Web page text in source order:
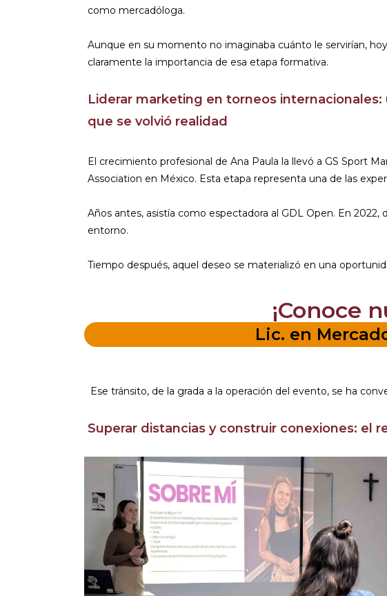
como mercadóloga.
Aunque en su momento no imaginaba cuánto le servirían,
claramente la importancia de esa etapa formativa.
Liderar marketing en torneos internacionales:
que se volvió realidad
El crecimiento profesional de Ana Paula la llevó a GS Sport
Association en México. Esta etapa representa una de las
Años antes, asistía como espectadora al GDL Open. En
entorno.
Tiempo después, aquel deseo se materializó en una
¡Conoce
Lic. en
Ese tránsito, de la grada a la operación del evento, se ha
Superar distancias y construir conexiones: el